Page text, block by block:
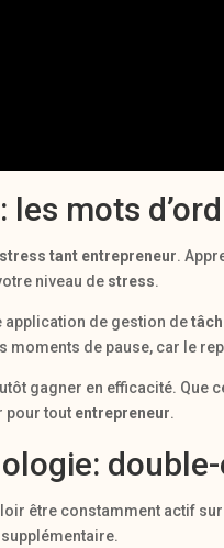
mots
stress tant entrepreneur.
niveau de stress.
application de gestion de
moments de pause, car le
gagner en efficacité. Que
pour tout entrepreneur.
être constamment actif sur
supplémentaire.